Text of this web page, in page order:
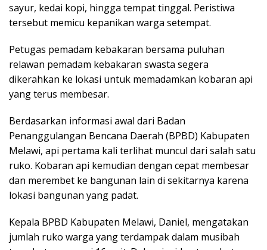
sayur, kedai kopi, hingga tempat tinggal. Peristiwa
tersebut memicu kepanikan warga setempat.
Petugas pemadam kebakaran bersama puluhan
relawan pemadam kebakaran swasta segera
dikerahkan ke lokasi untuk memadamkan kobaran api
yang terus membesar.
Berdasarkan informasi awal dari Badan
Penanggulangan Bencana Daerah (BPBD) Kabupaten
Melawi, api pertama kali terlihat muncul dari salah satu
ruko. Kobaran api kemudian dengan cepat membesar
dan merembet ke bangunan lain di sekitarnya karena
lokasi bangunan yang padat.
Kepala BPBD Kabupaten Melawi, Daniel, mengatakan
jumlah ruko warga yang terdampak dalam musibah